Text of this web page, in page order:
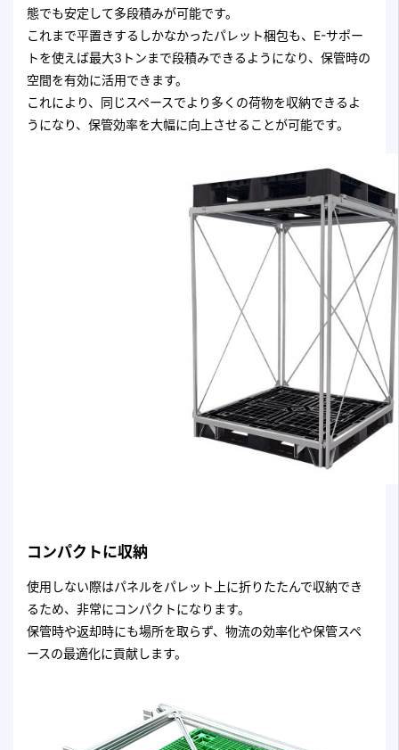
態でも安定して多段積みが可能です。
これまで平置きするしかなかったパレット梱包も、E-サポー
トを使えば最大3トンまで段積みできるようになり、保管時の
空間を有効に活用できます。
これにより、同じスペースでより多くの荷物を収納できるよ
うになり、保管効率を大幅に向上させることが可能です。
コンパクトに収納
使用しない際はパネルをパレット上に折りたたんで収納でき
るため、非常にコンパクトになります。
保管時や返却時にも場所を取らず、物流の効率化や保管スペ
ースの最適化に貢献します。